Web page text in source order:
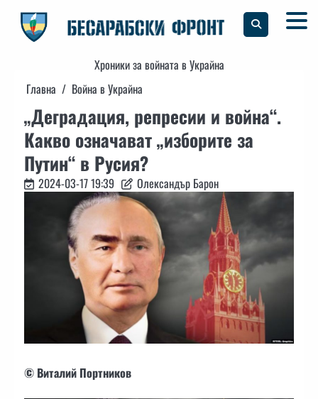
content
Хроники за войната в Украйна
Главна
Война в Украйна
„Деградация, репресии и война“.
Какво означават „изборите за
Путин“ в Русия?
2024-03-17 19:39 Олександър Барон
© Виталий Портников